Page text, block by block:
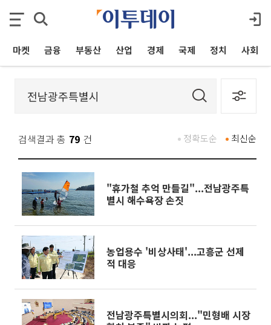
마켓 금융 부동산 산업 경제 국제 정치 사회
검색결과 총 79 건 최신순
정확도순
"휴가철 추억 만들길"...전남광주특
별시 해수욕장 손짓
농업용수 '비상사태'...고흥군 선제
적 대응
전남광주특별시의회..."민형배 시장